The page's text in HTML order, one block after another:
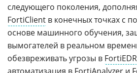
следующего поколения,
FortiClient в конечных точках с
основе машинного обучения,
вымогателей в реальном
обезвреживать угрозы в FortiEDR